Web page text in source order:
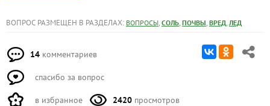
ВОПРОС РАЗМЕЩЕН В РАЗДЕЛАХ: ВОПРОСЫ, СОЛЬ, ПОЧВЫ, ВРЕД, ЛЕД
14 комментариев
спасибо за вопрос
в избранное 2420 просмотров